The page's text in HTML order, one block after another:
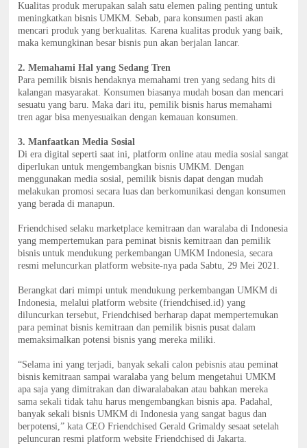
Kualitas produk merupakan salah satu elemen paling penting untuk
meningkatkan bisnis UMKM. Sebab, para konsumen pasti akan
mencari produk yang berkualitas. Karena kualitas produk yang baik,
maka kemungkinan besar bisnis pun akan berjalan lancar.
2. Memahami Hal yang Sedang Tren
Para pemilik bisnis hendaknya memahami tren yang sedang hits di
kalangan masyarakat. Konsumen biasanya mudah bosan dan mencari
sesuatu yang baru. Maka dari itu, pemilik bisnis harus memahami
tren agar bisa menyesuaikan dengan kemauan konsumen.
3. Manfaatkan Media Sosial
Di era digital seperti saat ini, platform online atau media sosial sangat
diperlukan untuk mengembangkan bisnis UMKM. Dengan
menggunakan media sosial, pemilik bisnis dapat dengan mudah
melakukan promosi secara luas dan berkomunikasi dengan konsumen
yang berada di manapun.
Friendchised selaku marketplace kemitraan dan waralaba di Indonesia
yang mempertemukan para peminat bisnis kemitraan dan pemilik
bisnis untuk mendukung perkembangan UMKM Indonesia, secara
resmi meluncurkan platform website-nya pada Sabtu, 29 Mei 2021.
Berangkat dari mimpi untuk mendukung perkembangan UMKM di
Indonesia, melalui platform website (friendchised.id) yang
diluncurkan tersebut, Friendchised berharap dapat mempertemukan
para peminat bisnis kemitraan dan pemilik bisnis pusat dalam
memaksimalkan potensi bisnis yang mereka miliki.
“Selama ini yang terjadi, banyak sekali calon pebisnis atau peminat
bisnis kemitraan sampai waralaba yang belum mengetahui UMKM
apa saja yang dimitrakan dan diwaralabakan atau bahkan mereka
sama sekali tidak tahu harus mengembangkan bisnis apa. Padahal,
banyak sekali bisnis UMKM di Indonesia yang sangat bagus dan
berpotensi,” kata CEO Friendchised Gerald Grimaldy sesaat setelah
peluncuran resmi platform website Friendchised di Jakarta.